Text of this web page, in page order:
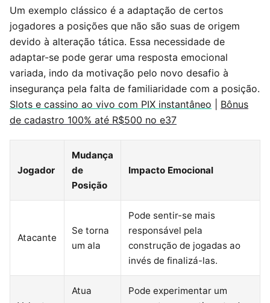
Um exemplo clássico é a adaptação de certos
jogadores a posições que não são suas de origem
devido à alteração tática. Essa necessidade de
adaptar-se pode gerar uma resposta emocional
variada, indo da motivação pelo novo desafio à
insegurança pela falta de familiaridade com a posição.
Slots e cassino ao vivo com PIX instantâneo
Bônus
de cadastro 100% até R$500 no e37
Jogador
Mudança
de
Posição
Impacto Emocional
Atacante
Se torna
um ala
Pode sentir-se mais
responsável pela
construção de jogadas ao
invés de finalizá-las.
Atua
Pode experimentar um